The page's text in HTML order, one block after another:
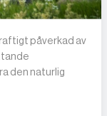
påverkad av
den naturlig